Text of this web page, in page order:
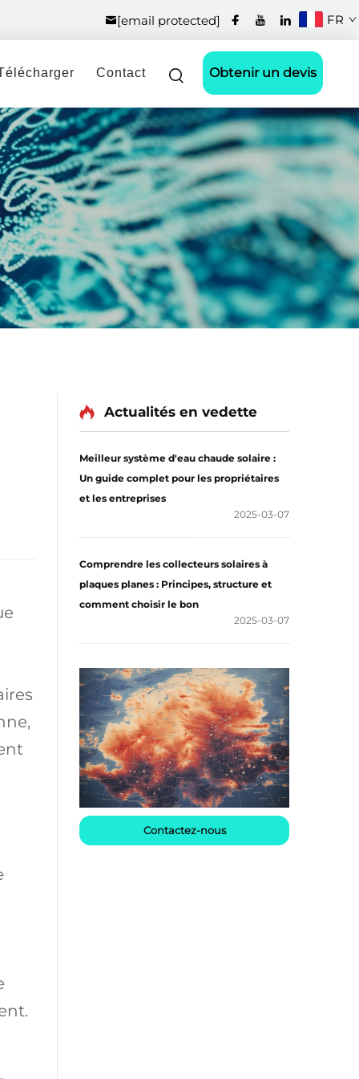
[email protected] FR
Contact Obtenir un devis
Actualités en vedette
Meilleur système d'eau chaude solaire :
Un guide complet pour les propriétaires
et les entreprises
2025-03-07
Comprendre les collecteurs solaires à
plaques planes : Principes, structure et
comment choisir le bon
2025-03-07
Contactez-nous